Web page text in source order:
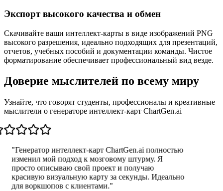
Экспорт высокого качества и обмен
Скачивайте ваши интеллект-карты в виде изображений PNG
высокого разрешения, идеально подходящих для презентаций,
отчетов, учебных пособий и документации команды. Чистое
форматирование обеспечивает профессиональный вид везде.
Доверие мыслителей по всему миру
Узнайте, что говорят студенты, профессионалы и креативные
мыслители о генераторе интеллект-карт ChartGen.ai
"Генератор интеллект-карт ChartGen.ai полностью
изменил мой подход к мозговому штурму. Я
просто описываю свой проект и получаю
красивую визуальную карту за секунды. Идеально
для воркшопов с клиентами."